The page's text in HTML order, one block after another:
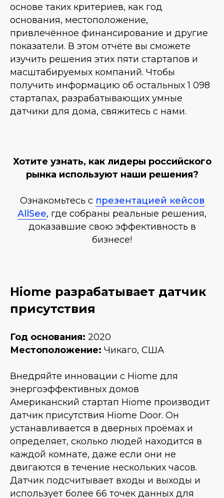
основе таких критериев, как год
основания, местоположение,
привлечённое финансирование и другие
показатели. В этом отчёте вы сможете
изучить решения этих пяти стартапов и
масштабируемых компаний. Чтобы
получить информацию об остальных 1 098
стартапах, разрабатывающих умные
датчики для дома, свяжитесь с нами.
Хотите узнать, как лидеры российского
рынка используют наши решения?
Ознакомьтесь с презентацией кейсов
AllSee, где собраны реальные решения,
доказавшие свою эффективность в
бизнесе!
Hiome разрабатывает датчик
присутствия
Год основания: 2020
Местоположение: Чикаго, США
Внедряйте инновации с Hiome для
энергоэффективных домов
Американский стартап Hiome производит
датчик присутствия Hiome Door. Он
устанавливается в дверных проёмах и
определяет, сколько людей находится в
каждой комнате, даже если они не
двигаются в течение нескольких часов.
Датчик подсчитывает входы и выходы и
использует более 66 точек данных для